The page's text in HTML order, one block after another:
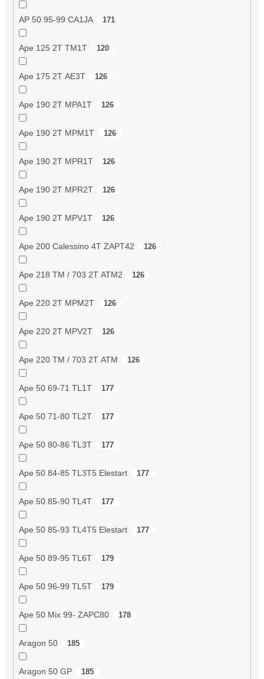
AP 50 95-99 CA1JA 171
Ape 125 2T TM1T 120
Ape 175 2T AE3T 126
Ape 190 2T MPA1T 126
Ape 190 2T MPM1T 126
Ape 190 2T MPR1T 126
Ape 190 2T MPR2T 126
Ape 190 2T MPV1T 126
Ape 200 Calessino 4T ZAPT42 126
Ape 218 TM / 703 2T ATM2 126
Ape 220 2T MPM2T 126
Ape 220 2T MPV2T 126
Ape 220 TM / 703 2T ATM 126
Ape 50 69-71 TL1T 177
Ape 50 71-80 TL2T 177
Ape 50 80-86 TL3T 177
Ape 50 84-85 TL3T5 Elestart 177
Ape 50 85-90 TL4T 177
Ape 50 85-93 TL4T5 Elestart 177
Ape 50 89-95 TL6T 179
Ape 50 96-99 TL5T 179
Ape 50 Mix 99- ZAPC80 178
Aragon 50 185
Aragon 50 GP 185